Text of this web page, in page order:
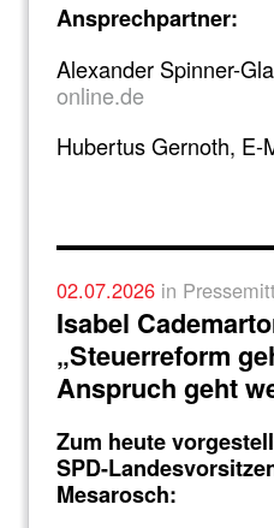
Ansprechpartner:
Alexander Spinner-
online.de
Hubertus Gernoth, E-
02.07.2026 in
Isabel
„Steuerreform
Anspruch geht
Zum heute
SPD-
Mesarosch: